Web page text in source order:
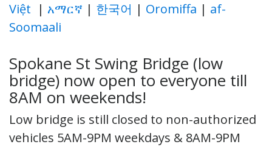
Việt | አማርኛ | 한국어 | Oromiffa | af-
Soomaali
Spokane St Swing Bridge (low
bridge) now open to everyone till
8AM on weekends!
Low bridge is still closed to non-authorized
vehicles 5AM-9PM weekdays & 8AM-9PM